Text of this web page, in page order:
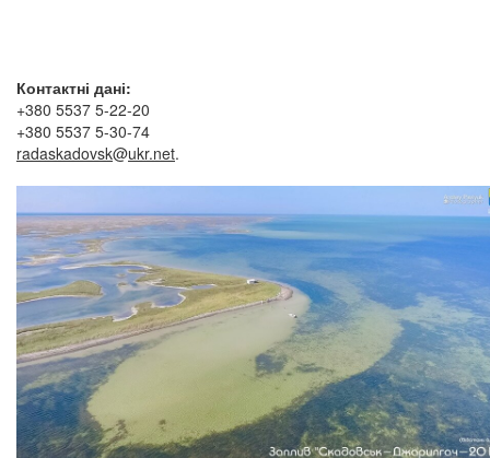
Контактні дані:
+380 5537 5-22-20
+380 5537 5-30-74
radaskadovsk@ukr.net.